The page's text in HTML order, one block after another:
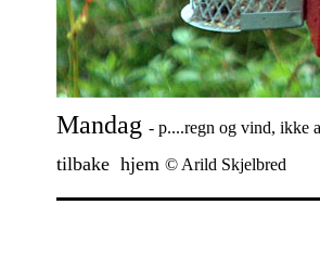
Mandag - p....regn og vind, ikke
tilbake hjem © Arild Skjelbred